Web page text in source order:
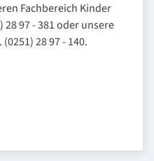
Fachbereich Kinder
97 - 381 oder unsere
28 97 - 140.